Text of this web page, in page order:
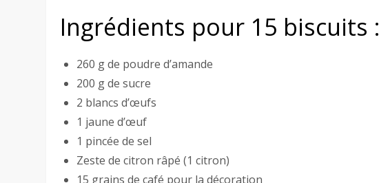
Ingrédients pour 15 biscuits :
260 g de poudre d’amande
200 g de sucre
2 blancs d’œufs
1 jaune d’œuf
1 pincée de sel
Zeste de citron râpé (1 citron)
15 grains de café pour la décoration